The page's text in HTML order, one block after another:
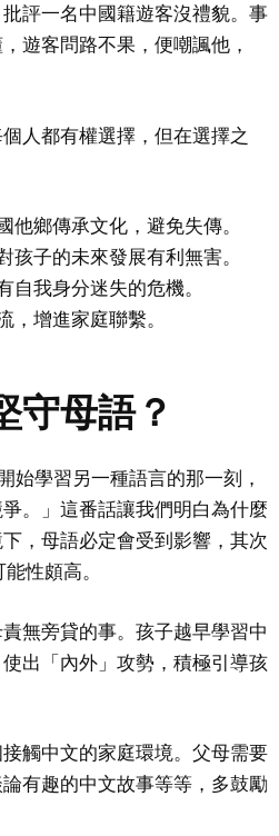
評一名中國籍遊客沒禮貌。事
遊客問路不果，便嘲諷他，
人都有權選擇，但在選擇之
鄉傳承文化，避免失傳。
子的未來發展有利無害。
我身分迷失的危機。
增進家庭聯繫。
守母語？
始學習另一種語言的那一刻，
。」這番話讓我們明白為什麼
，母語必定會受到影響，其次
性頗高。
無旁貸的事。孩子越早學習中
出「內外」攻勢，積極引導孩
觸中文的家庭環境。父母需要
有趣的中文故事等等，多鼓勵